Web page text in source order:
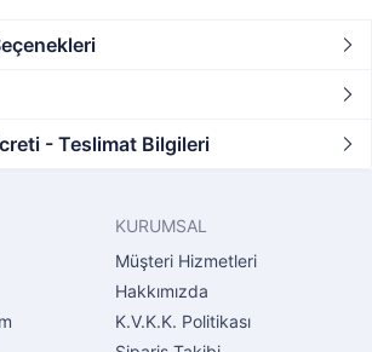
- Teslimat Bilgileri
KURUMSAL
Müşteri Hizmetleri
Hakkımızda
K.V.K.K. Politikası